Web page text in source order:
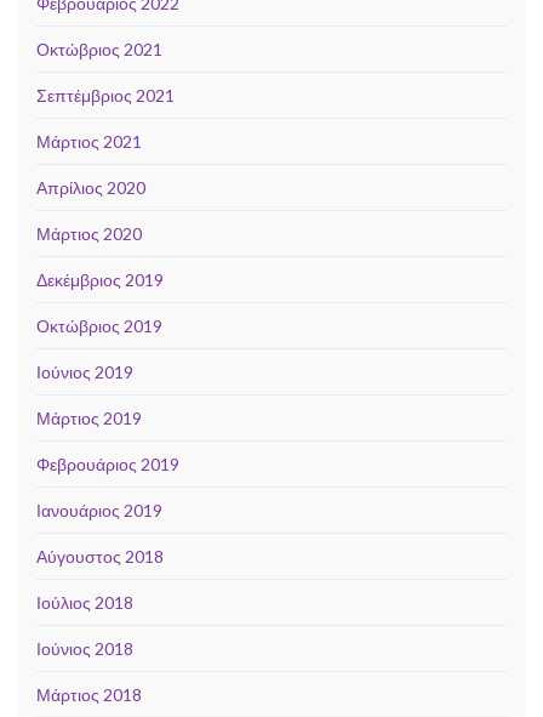
Οκτώβριος 2021
Σεπτέμβριος 2021
Μάρτιος 2021
Απρίλιος 2020
Μάρτιος 2020
Δεκέμβριος 2019
Οκτώβριος 2019
Ιούνιος 2019
Μάρτιος 2019
Φεβρουάριος 2019
Ιανουάριος 2019
Αύγουστος 2018
Ιούλιος 2018
Ιούνιος 2018
Μάρτιος 2018